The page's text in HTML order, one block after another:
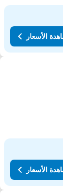
الأسعار
الأسعار